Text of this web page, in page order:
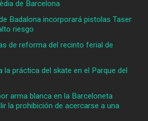
de Barcelona
Badalona incorporará pistolas Taser
riesgo
de reforma del recinto ferial de
la práctica del skate en el Parque del
arma blanca en la Barceloneta
la prohibición de acercarse a una